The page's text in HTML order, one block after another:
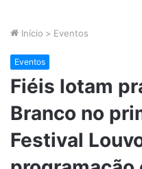
Início > Eventos
Eventos
Fiéis lotam
Branco no
Festival